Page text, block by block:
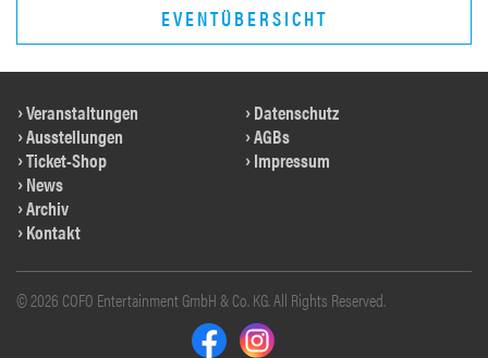
EVENTÜBERSICHT
Veranstaltungen
Ausstellungen
Ticket-Shop
News
Archiv
Kontakt
Datenschutz
AGBs
Impressum
© 2026 COFO Entertainment GmbH & Co. KG. All Rights Reserved.